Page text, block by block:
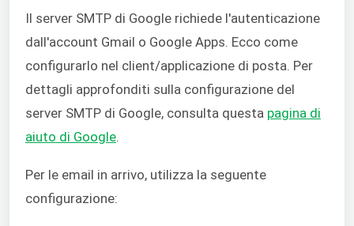
Il server SMTP di Google richiede l'autenticazione
dall'account Gmail o Google Apps. Ecco come
configurarlo nel client/applicazione di posta. Per
dettagli approfonditi sulla configurazione del
server SMTP di Google, consulta questa pagina di
aiuto di Google
Per le email in arrivo, utilizza la seguente
configurazione: